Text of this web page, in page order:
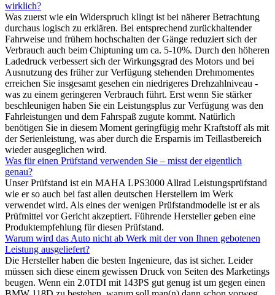
wirklich?
Was zuerst wie ein Widerspruch klingt ist bei näherer Betrachtung
durchaus logisch zu erklären. Bei entsprechend zurückhaltender
Fahrweise und frühem hochschalten der Gänge reduziert sich der
Verbrauch auch beim Chiptuning um ca. 5-10%. Durch den höheren
Ladedruck verbessert sich der Wirkungsgrad des Motors und bei
Ausnutzung des früher zur Verfügung stehenden Drehmomentes
erreichen Sie insgesamt gesehen ein niedrigeres Drehzahlniveau -
was zu einem geringeren Verbrauch führt. Erst wenn Sie stärker
beschleunigen haben Sie ein Leistungsplus zur Verfügung was den
Fahrleistungen und dem Fahrspaß zugute kommt. Natürlich
benötigen Sie in diesem Moment geringfügig mehr Kraftstoff als mit
der Serienleistung, was aber durch die Ersparnis im Teillastbereich
wieder ausgeglichen wird.
Was für einen Prüfstand verwenden Sie – misst der eigentlich
genau?
Unser Prüfstand ist ein MAHA LPS3000 Allrad Leistungsprüfstand
wie er so auch bei fast allen deutschen Herstellern im Werk
verwendet wird. Als eines der wenigen Prüfstandmodelle ist er als
Prüfmittel vor Gericht akzeptiert. Führende Hersteller geben eine
Produktempfehlung für diesen Prüfstand.
Warum wird das Auto nicht ab Werk mit der von Ihnen gebotenen
Leistung ausgeliefert?
Die Hersteller haben die besten Ingenieure, das ist sicher. Leider
müssen sich diese einem gewissen Druck von Seiten des Marketings
beugen. Wenn ein 2.0TDI mit 143PS gut genug ist um gegen einen